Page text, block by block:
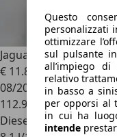
Jaguar XJ2.7d V6
€ 11.800
08/2006
112.944 km
Diesel
Questo
personalizzati
ottimizzare
sul pulsante
all’impiego
relativo
in basso a
per opporsi al
in cui ha
intende